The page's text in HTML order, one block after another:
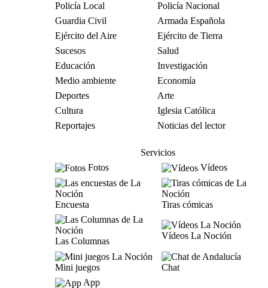
Policía Local
Policía Nacional
Guardia Civil
Armada Española
Ejército del Aire
Ejército de Tierra
Sucesos
Salud
Educación
Investigación
Medio ambiente
Economía
Deportes
Arte
Cultura
Iglesia Católica
Reportajes
Noticias del lector
Servicios
Fotos
Vídeos
Encuesta Tiras cómicas
Las Columnas
Vídeos La Noción
Mini juegos
Chat
App